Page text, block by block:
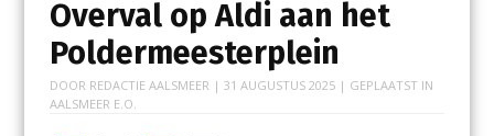
Overval op Aldi aan het
Poldermeesterplein
DOOR REDACTIE AALSMEER | 31 AUGUSTUS 2025| GEPLAATST IN
AALSMEER E.O.